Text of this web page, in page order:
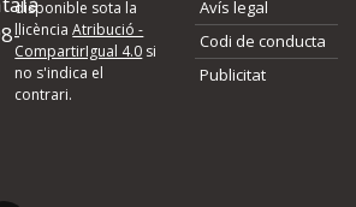
o voleu proposar alguna millora, ompliu els
proposeu o l'error del qual voleu informar-
disponible sota la
llicènciaAtribució -
CompartirIgual 4.0 si
no s'indica el
contrari.
Avís legal
Codi de conducta
Publicitat